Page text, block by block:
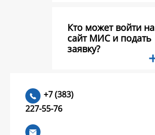
Кто может войти на
сайт МИС и подать
заявку?
Какие документы
+7 (383)
227-55-76